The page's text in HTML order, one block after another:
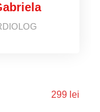
299 lei